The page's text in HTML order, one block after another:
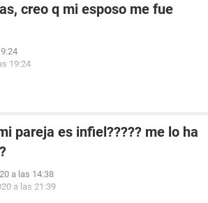
creo q mi esposo me fue
19:24
pareja es infiel????? me lo ha
a las 14:38
a las 21:39